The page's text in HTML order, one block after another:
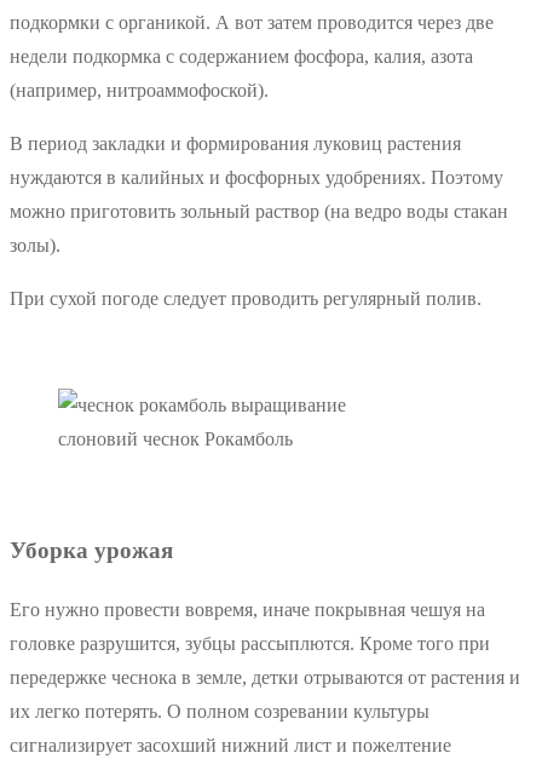
подкормки с органикой. А вот затем проводится через две
недели подкормка с содержанием фосфора, калия, азота
(например, нитроаммофоской).
В период закладки и формирования луковиц растения
нуждаются в калийных и фосфорных удобрениях. Поэтому
можно приготовить зольный раствор (на ведро воды стакан
золы).
При сухой погоде следует проводить регулярный полив.
слоновий чеснок Рокамболь
Уборка урожая
Его нужно провести вовремя, иначе покрывная чешуя на
головке разрушится, зубцы рассыплются. Кроме того при
передержке чеснока в земле, детки отрываются от растения и
их легко потерять. О полном созревании культуры
сигнализирует засохший нижний лист и пожелтение